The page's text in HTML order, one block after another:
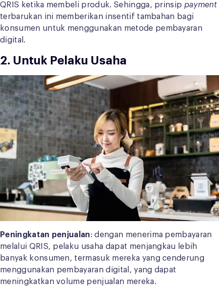
QRIS ketika membeli produk. Sehingga, prinsip payment
terbarukan ini memberikan insentif tambahan bagi
konsumen untuk menggunakan metode pembayaran
digital.
2. Untuk Pelaku Usaha
Peningkatan penjualan: dengan menerima pembayaran
melalui QRIS, pelaku usaha dapat menjangkau lebih
banyak konsumen, termasuk mereka yang cenderung
menggunakan pembayaran digital, yang dapat
meningkatkan volume penjualan mereka.